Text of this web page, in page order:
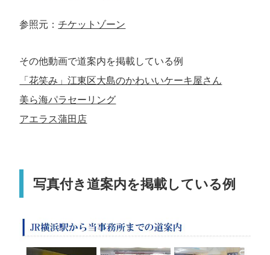
参照元：チケットゾーン
その他動画で道案内を掲載している例
​「花笑み」江東区大島のかわいいケーキ屋さん
美ら海パラセーリング
アエラス蒲田店
写真付き道案内を掲載している例